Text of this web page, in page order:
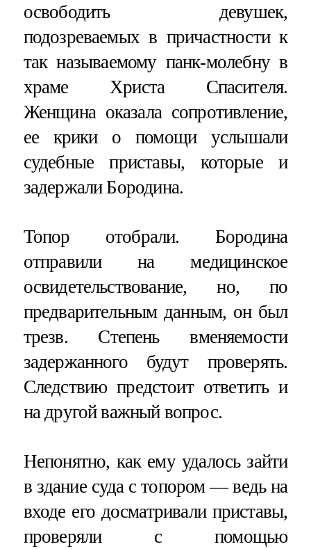
освободить девушек,
подозреваемых в причастности к
так называемому панк-молебну в
храме Христа Спасителя.
Женщина оказала сопротивление,
ее крики о помощи услышали
судебные приставы, которые и
задержали Бородина.
Топор отобрали. Бородина
отправили на медицинское
освидетельствование, но, по
предварительным данным, он был
трезв. Степень вменяемости
задержанного будут проверять.
Следствию предстоит ответить и
на другой важный вопрос.
Непонятно, как ему удалось зайти
в здание суда с топором — ведь на
входе его досматривали приставы,
проверяли с помощью